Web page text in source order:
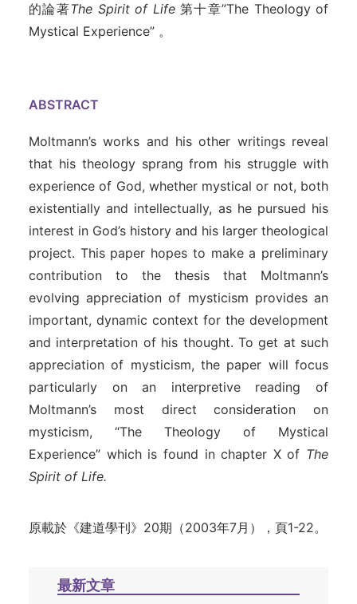
的論著The Spirit of Life第十章”The Theology of
Mystical Experience” 。
ABSTRACT
Moltmann’s works and his other writings reveal
that his theology sprang from his struggle with
experience of God, whether mystical or not, both
existentially and intellectually, as he pursued his
interest in God’s history and his larger theological
project. This paper hopes to make a preliminary
contribution to the thesis that Moltmann’s
evolving appreciation of mysticism provides an
important, dynamic context for the development
and interpretation of his thought. To get at such
appreciation of mysticism, the paper will focus
particularly on an interpretive reading of
Moltmann’s most direct consideration on
mysticism, “The Theology of Mystical
Experience” which is found in chapter X of The
Spirit of Life.
原載於《建道學刊》20期（2003年7月），頁1-22。
最新文章